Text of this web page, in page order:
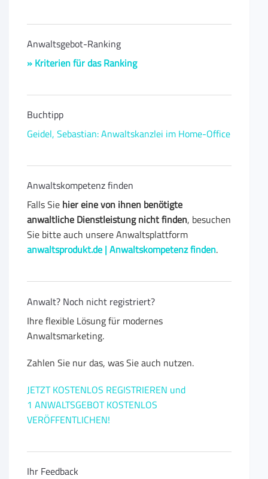
Anwaltsgebot-Ranking
» Kriterien für das Ranking
Buchtipp
Geidel, Sebastian: Anwaltskanzlei im Home-Office
Anwaltskompetenz finden
Falls Sie hier eine von ihnen benötigte
anwaltliche Dienstleistung nicht finden, besuchen
Sie bitte auch unsere Anwaltsplattform
anwaltsprodukt.de | Anwaltskompetenz finden.
Anwalt? Noch nicht registriert?
Ihre flexible Lösung für modernes
Anwaltsmarketing.
Zahlen Sie nur das, was Sie auch nutzen.
JETZT KOSTENLOS REGISTRIEREN und
1 ANWALTSGEBOT KOSTENLOS
VERÖFFENTLICHEN!
Ihr Feedback